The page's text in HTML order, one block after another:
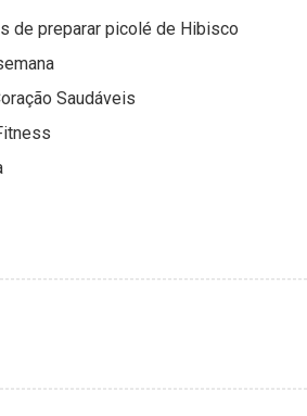
de preparar picolé de Hibisco
Saudáveis